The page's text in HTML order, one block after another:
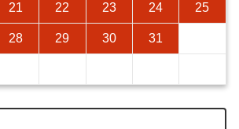
21 22 23 24 25
28 29 30 31